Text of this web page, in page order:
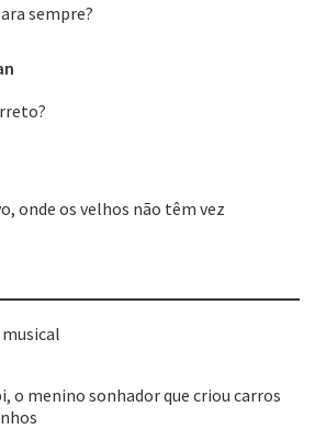
sempre?
onde os velhos não têm vez
o menino sonhador que criou carros